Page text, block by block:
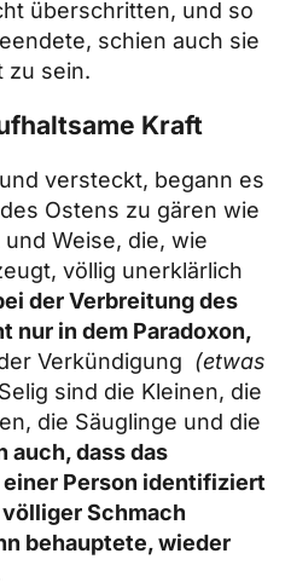
überschritten, und so
schien auch sie
zu sein.
Kraft
versteckt, begann es
Ostens zu gären wie
Weise, die, wie
völlig unerklärlich
der Verbreitung des
nur in dem Paradoxon,
Verkündigung (etwas
Selig sind die Kleinen, die
die Säuglinge und die
auch, dass das
Person identifiziert
Schmach
behauptete, wieder